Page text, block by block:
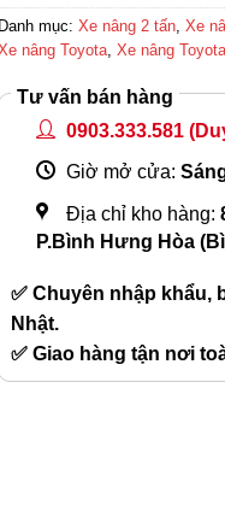
Danh mục: Xe nâng 2 tấn Xe
nâng Toyota Xe nâng
Tư vấn bán hàng
0903.333.581
Giờ mở cửa:
Địa chỉ kho hàng:
P.Bình Hưng Hòa
✅ Chuyên nhập khẩu,
Nhật.
✅ Giao hàng tận nơi